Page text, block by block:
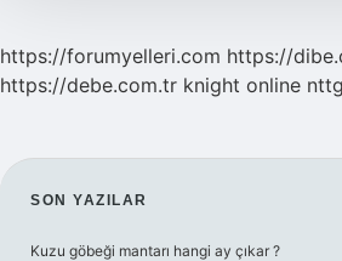
https://forumyelleri.com https://
https://debe.com.tr knight online
SIDEBAR
SON YAZILAR
Kuzu göbeği mantarı hangi ay çıkar ?